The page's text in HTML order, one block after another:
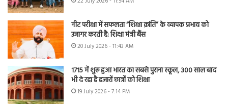
नीट परीक्षा में सफलता “शिक्षा क्रांति” के व्यापक प्रभाव को
उजागर करती है: शिक्षा मंत्री बैंस
20 July 2026 - 11:43 AM
1715 में शुरू हुआ भारत का सबसे पुराना स्कूल, 300 साल बाद
भी दे रहा है हजारों छात्रों को शिक्षा
19 July 2026 - 7:14 PM